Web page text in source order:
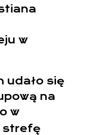
w
udało się
na
w
strefę